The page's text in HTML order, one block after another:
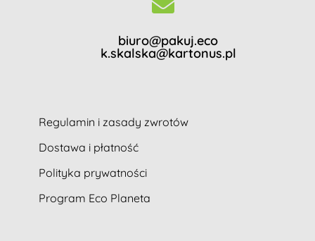
biuro@pakuj.eco
k.skalska@kartonus.pl
Regulamin i zasady zwrotów
Dostawa i płatność
Polityka prywatności
Program Eco Planeta